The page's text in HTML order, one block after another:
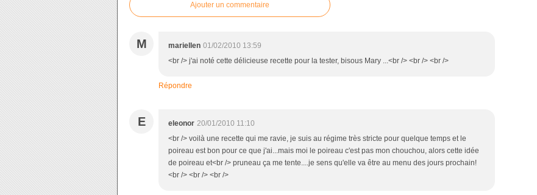
Ajouter un commentaire
M mariellen 01/02/2010 13:59
<br /> j'ai noté cette délicieuse recette pour la tester, bisous Mary ...<br /> <br /> <br />
Répondre
E eleonor 20/01/2010 11:10
<br /> voilà une recette qui me ravie, je suis au régime très stricte pour quelque temps et le
poireau est bon pour ce que j'ai...mais moi le poireau c'est pas mon chouchou, alors cette idée
de poireau et<br /> pruneau ça me tente....je sens qu'elle va être au menu des jours prochain!
<br /> <br /> <br />